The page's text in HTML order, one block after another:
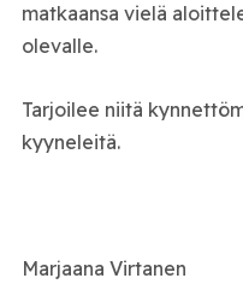
matkaansa vielä
olevalle.
Tarjoilee niitä
kyyneleitä.
Marjaana Virtanen